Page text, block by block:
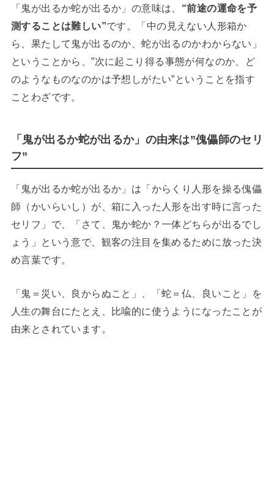
「鬼が出るか蛇が出るか」の意味は、 “前途の運命を予
測することは難しい”です。「中の見えない人形箱か
ら、果たして鬼が出るのか、蛇が出るのかわからない」
ということから、”次に起こり得る事態が何なのか、ど
のようなものなのかは予想しがたい”ということを指す
ことわざです。
「鬼が出るか蛇が出るか」の由来は”傀儡師のセリ
フ”
「鬼が出るか蛇が出るか」は「からくり人形を操る傀儡
師（かいらいし）が、箱に入った人形を出す時に言った
セリフ」で、「さて、鬼か蛇か？一体どちらが出るでし
ょう」という意で、観客の注目を集めるために放った決
め言葉です。
「鬼＝災い、良からぬこと」、「蛇＝仏、良いこと」を
人生の舞台にたとえ、比喩的に使うようになったことが
由来とされています。